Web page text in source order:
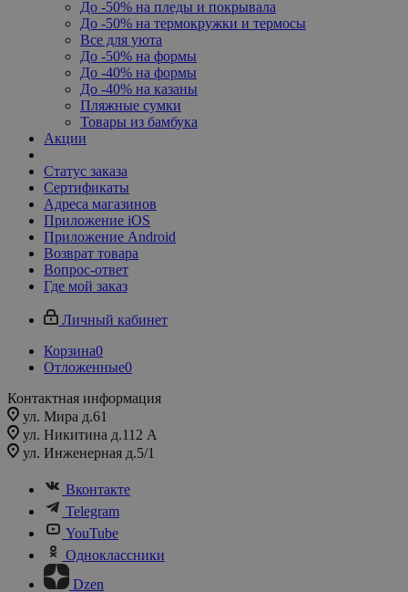
До -50% на пледы и покрывала
До -50% на термокружки и термосы
Все для уюта
До -50% на формы
До -40% на формы
До -40% на казаны
Пляжные сумки
Товары из бамбука
Акции
Статус заказа
Сертификаты
Адреса магазинов
Приложение iOS
Приложение Android
Возврат товара
Вопрос-ответ
Где мой заказ
Личный кабинет
Корзина0
Отложенные0
Контактная информация
ул. Мира д.61
ул. Никитина д.112 А
ул. Инженерная д.5/1
Вконтакте
Telegram
YouTube
Одноклассники
Dzen